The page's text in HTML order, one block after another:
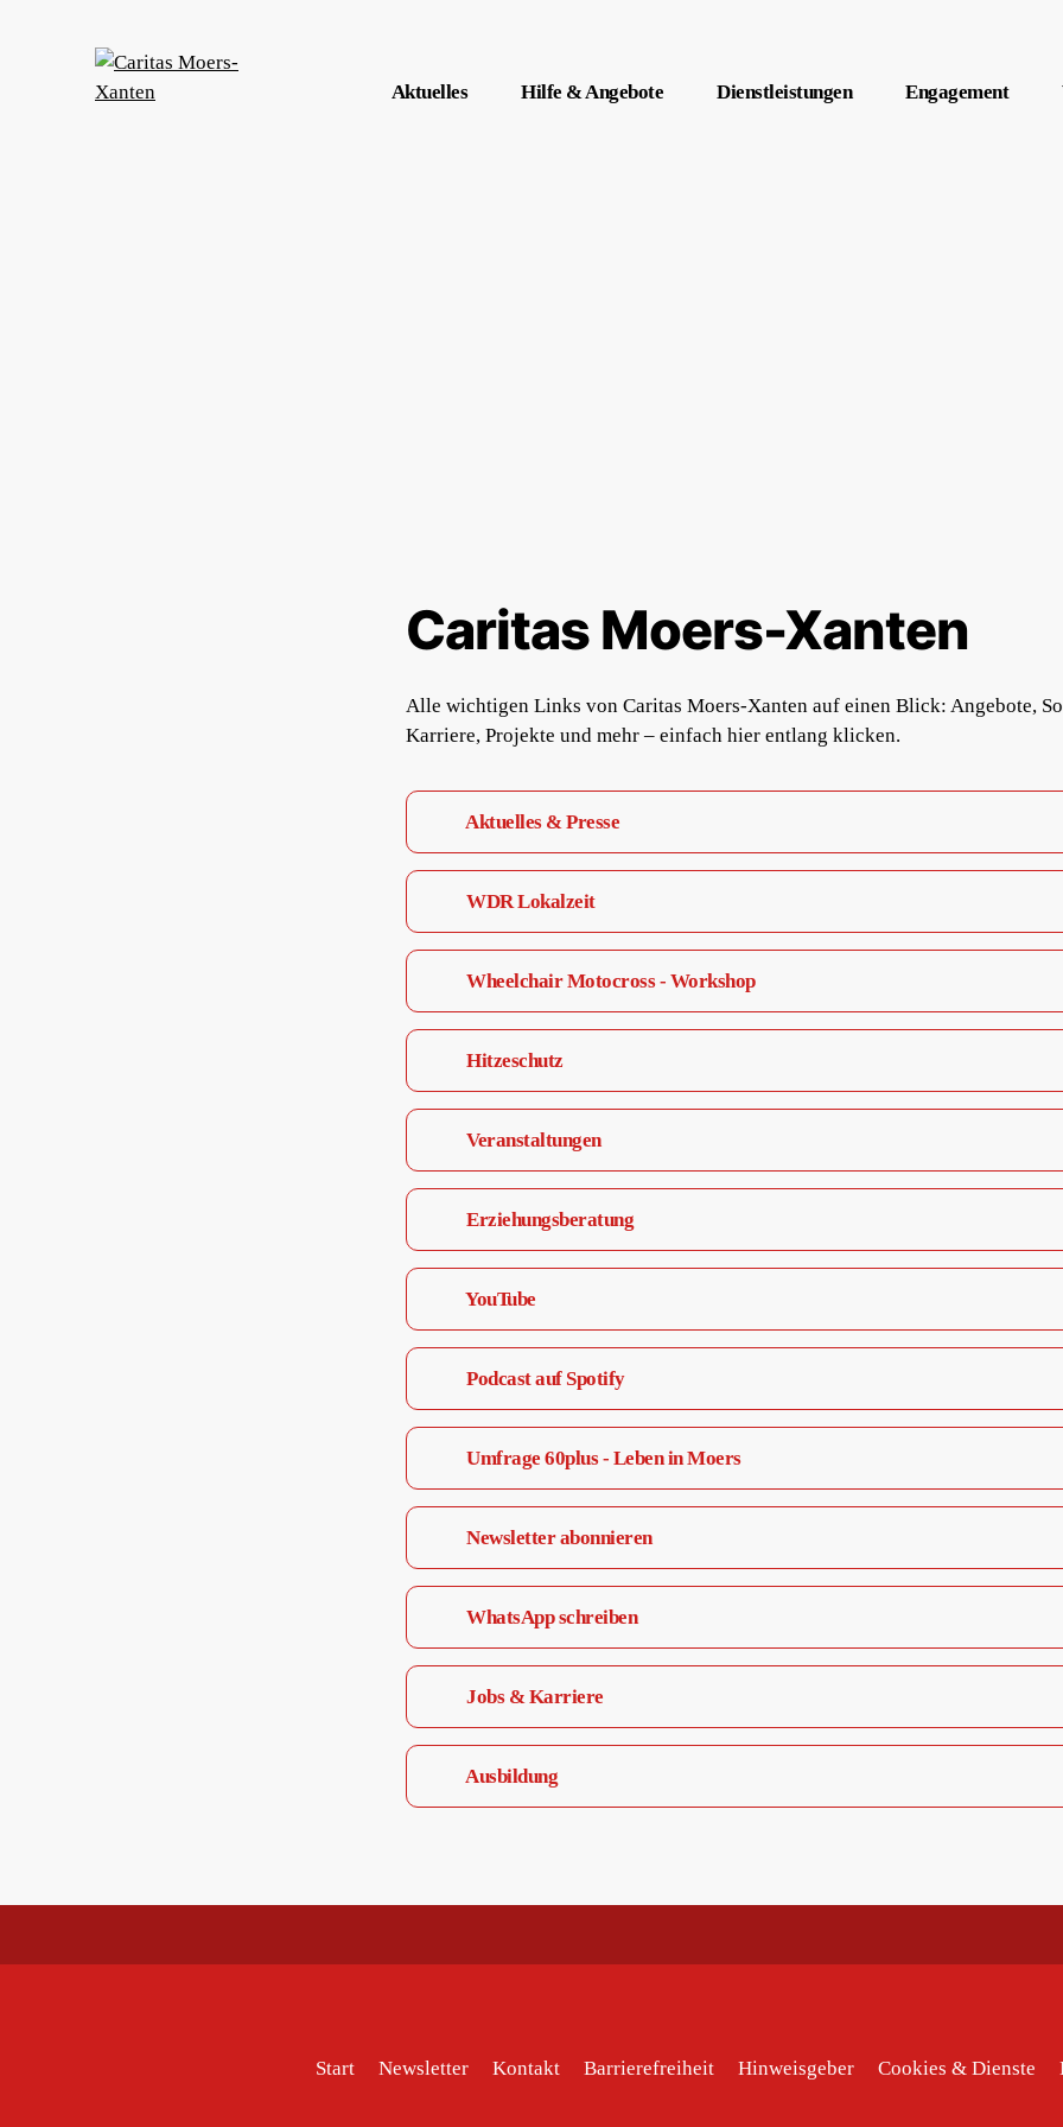
Aktuelles Hilfe & Angebote Dienstleistungen Engagement
Caritas Moers-Xanten
Alle wichtigen Links von Caritas Moers-Xanten auf einen Blick: Angebote,
Karriere, Projekte und mehr – einfach hier entlang klicken.
Aktuelles & Presse
WDR Lokalzeit
Wheelchair Motocross - Workshop
Hitzeschutz
Veranstaltungen
Erziehungsberatung
YouTube
Podcast auf Spotify
Umfrage 60plus - Leben in Moers
Newsletter abonnieren
WhatsApp schreiben
Jobs & Karriere
Ausbildung
Start Newsletter Kontakt Barrierefreiheit Hinweisgeber Cookies & Dienste